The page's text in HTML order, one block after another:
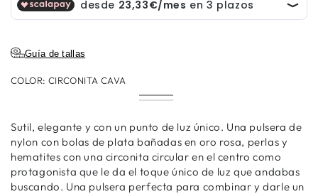
Guía de tallas
COLOR: CIRCONITA CAVA
Circonita
Variante
no
disponible
Circonita
Variante
o
no
disponible
Sutil, elegante y con un punto de luz único. Una pulsera de
nylon con bolas de plata bañadas en oro rosa, perlas y
hematites con una circonita circular en el centro como
protagonista que le da el toque único de luz que andabas
buscando. Una pulsera perfecta para combinar y darle un